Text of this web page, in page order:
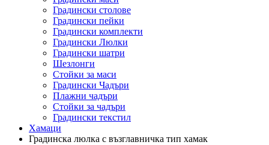
Градински столове
Градински пейки
Градински комплекти
Градински Люлки
Градински шатри
Шезлонги
Стойки за маси
Градински Чадъри
Плажни чадъри
Стойки за чадъри
Градински текстил
Хамаци
Градинска люлка с възглавничка тип хамак